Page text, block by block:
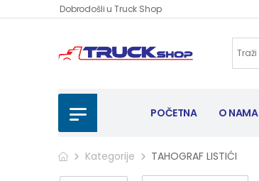
Dobrodošli u Truck Shop
POČETNA O NAMA
Kategorije TAHOGRAF LISTIĆI